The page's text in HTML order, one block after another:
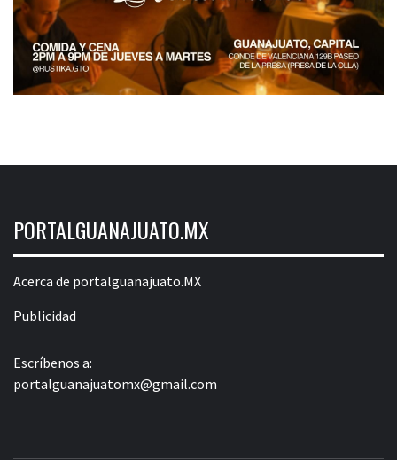
PORTALGUANAJUATO.MX
Acerca de portalguanajuato.MX
Publicidad
Escríbenos a:
portalguanajuatomx@gmail.com